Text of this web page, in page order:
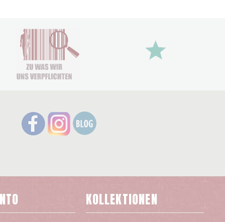
KOLLEKTIONEN